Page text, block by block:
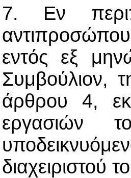
7. Εν
εντός εξ
Συμβούλιον,
άρθρου 4,
εργασιών